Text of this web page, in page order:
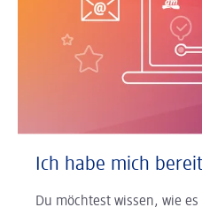
Ich habe mich
Du möchtest wissen, wie